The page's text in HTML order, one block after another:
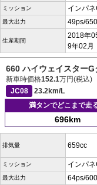
ミッション インパ
最大出力 49ps/
生産期間
2018年
9年02月
660 ハイウェイスターG
新車時価格152.1万円(税込)
JC08
23.2km/L
満タンでどこまで走
696km
排気量 659cc
ミッション インパ
最大出力 64ps/